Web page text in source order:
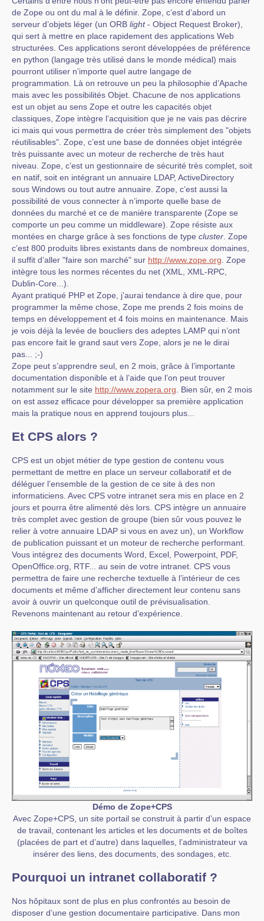
de Zope ou ont du mal à le définir. Zope, c’est d’abord un
serveur d’objets léger (un ORB light- Object Request Broker),
qui sert à mettre en place rapidement des applications Web
structurées. Ces applications seront développées de préférence
en python (langage très utilisé dans le monde médical) mais
pourront utiliser n’importe quel autre langage de
programmation. Là on retrouve un peu la philosophie d’Apache
mais avec les possibilités Objet. Chacune de nos applications
est un objet au sens Zope et outre les capacités objet
classiques, Zope intègre l’acquisition que je ne vais pas décrire
ici mais qui vous permettra de créer très simplement des "objets
réutilisables". Zope, c’est une base de données objet intégrée
très puissante avec un moteur de recherche de très haut
niveau. Zope, c’est un gestionnaire de sécurité très complet, soit
en natif, soit en intégrant un annuaire LDAP, ActiveDirectory
sous Windows ou tout autre annuaire. Zope, c’est aussi la
possibilité de vous connecter à n’importe quelle base de
données du marché et ce de manière transparente (Zope se
comporte un peu comme un middleware). Zope résiste aux
montées en charge grâce à ses fonctions de type cluster . Zope
c’est 800 produits libres existants dans de nombreux domaines,
il suffit d’aller "faire son marché" sur http://www.zope.org . Zope
intègre tous les normes récentes du net (XML, XML-RPC,
Dublin-Core...).
Ayant pratiqué PHP et Zope, j’aurai tendance à dire que, pour
programmer la même chose, Zope me prends 2 fois moins de
temps en développement et 4 fois moins en maintenance. Mais
je vois déjà la levée de boucliers des adeptes LAMP qui n’ont
pas encore fait le grand saut vers Zope, alors je ne le dirai
pas... ;-)
Zope peut s’apprendre seul, en 2 mois, grâce à l’importante
documentation disponible et à l’aide que l’on peut trouver
notamment sur le site http://www.zopera.org . Bien sûr, en 2 mois
on est assez efficace pour développer sa première application
mais la pratique nous en apprend toujours plus...
Et CPS alors ?
CPS est un objet métier de type gestion de contenu vous
permettant de mettre en place un serveur collaboratif et de
déléguer l’ensemble de la gestion de ce site à des non
informaticiens. Avec CPS votre intranet sera mis en place en 2
jours et pourra être alimenté dès lors. CPS intègre un annuaire
très complet avec gestion de groupe (bien sûr vous pouvez le
relier à votre annuaire LDAP si vous en avez un), un Workflow
de publication puissant et un moteur de recherche performant.
Vous intégrez des documents Word, Excel, Powerpoint, PDF,
OpenOffice.org, RTF... au sein de votre intranet. CPS vous
permettra de faire une recherche textuelle à l’intérieur de ces
documents et même d’afficher directement leur contenu sans
avoir à ouvrir un quelconque outil de prévisualisation.
Revenons maintenant au retour d’expérience.
Démo de Zope+CPS
Avec Zope+CPS, un site portail se construit à partir d’un espace
de travail, contenant les articles et les documents et de boîtes
(placées de part et d’autre) dans laquelles, l’administrateur va
insérer des liens, des documents, des sondages, etc.
Pourquoi un intranet collaboratif ?
Nos hôpitaux sont de plus en plus confrontés au besoin de
disposer d’une gestion documentaire participative. Dans mon